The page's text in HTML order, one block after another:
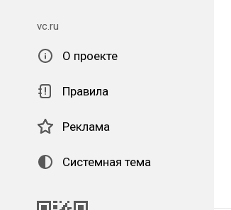
vc.ru
О проекте
Правила
Реклама
Системная тема